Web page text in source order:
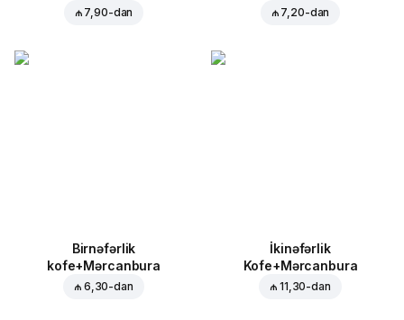
₼ 7,90-dan ₼ 7,20-dan
Birnəfərlik
kofe+Mərcanbura
₼ 6,30-dan
İkinəfərlik
Kofe+Mərcanbura
₼ 11,30-dan